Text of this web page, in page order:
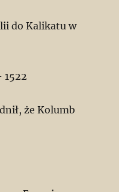
do Kalikatu w
1522
że Kolumb